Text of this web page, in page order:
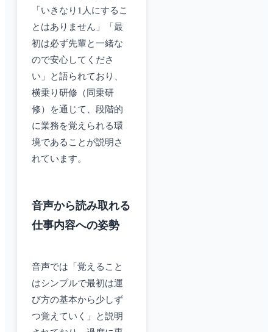
「いきなり1人にするこ
とはありません」「最
初は必ず先輩と一緒な
ので安心してくださ
い」と語られており、
横乗り研修（同乗研
修）を通じて、段階的
に業務を覚えられる環
境であることが説明さ
れています。
音声から読み取れる
仕事内容への姿勢
音声では「覚えること
はシンプルで最初は運
び方の基本から少しず
つ覚えていく」と説明